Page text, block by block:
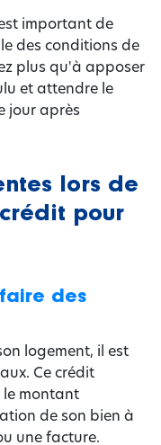
important de
des conditions de
plus qu'à apposer
et attendre le
jour après
lors de
pour
des
logement, il est
Ce crédit
montant
de son bien à
une facture.